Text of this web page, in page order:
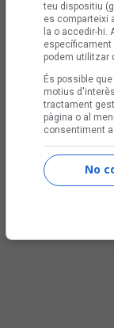
teu dispositiu
es comparteixi
la o accedir-hi.
podem utilitzar
És possible
motius
tractament
pàgina o al
consentiment
No